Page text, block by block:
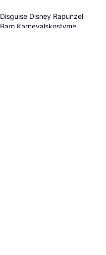
Disguise Disney Rapunzel
Barn Karnevalskostyme